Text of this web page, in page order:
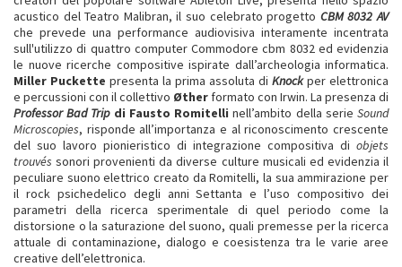
acustico del Teatro Malibran, il suo celebrato progetto CBM 8032 AV
che prevede una performance audiovisiva interamente incentrata
sull'utilizzo di quattro computer Commodore cbm 8032 ed evidenzia
le nuove ricerche compositive ispirate dall’archeologia informatica.
Miller Puckette presenta la prima assoluta di Knockper elettronica
e percussioni con il collettivo Øther formato con Irwin. La presenza di
Professor Bad Tripdi Fausto Romitelli nell’ambito della serieSound
Microscopies, risponde all’importanza e al riconoscimento crescente
del suo lavoro pionieristico di integrazione compositiva di objets
trouvés sonori provenienti da diverse culture musicali ed evidenzia il
peculiare suono elettrico creato da Romitelli, la sua ammirazione per
il rock psichedelico degli anni Settanta e l’uso compositivo dei
parametri della ricerca sperimentale di quel periodo come la
distorsione o la saturazione del suono, quali premesse per la ricerca
attuale di contaminazione, dialogo e coesistenza tra le varie aree
creative dell’elettronica.